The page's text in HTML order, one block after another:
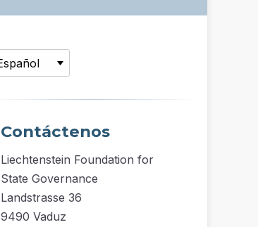
Contáctenos
Liechtenstein Foundation for
State Governance
Landstrasse 36
9490 Vaduz